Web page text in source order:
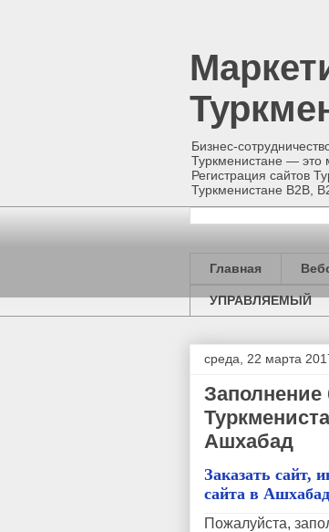
Бизнес-
Туркменистане — это
Регистрация сайтов
Туркменистане
Главная
УПРАВЛЯЕМЫЙ
среда, 22 марта
Заполнение
Ашхабад
Заказать сайт,
сайта в
Пожалуйста,